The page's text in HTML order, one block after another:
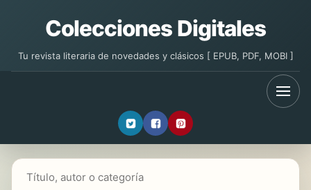
Colecciones Digitales
Tu revista literaria de novedades y clásicos [ EPUB, PDF, MOBI ]